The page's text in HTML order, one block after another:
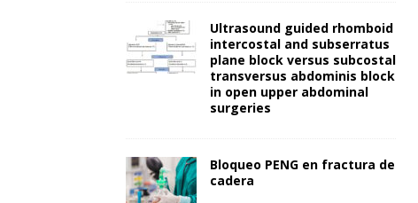
Ultrasound guided rhomboid
intercostal and subserratus
plane block versus subcostal
transversus abdominis block
in open upper abdominal
surgeries
Bloqueo PENG en fractura de
cadera